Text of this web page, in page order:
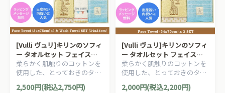
[Vulli ヴュリ]キリンのソフィ
ー タオルセット フェイスタ
オル2枚 ウィッシュタオル
柔らかく肌触りのコットンを
使用した、とっておきのタオ
ルセットです。キリンのソフ
ィーコレクションシリーズ
2,500円(税込2,750円)
[Vulli ヴュリ]キリンのソフィ
ー タオルセット フェイスタ
オル2枚
柔らかく肌触りのコットンを
使用した、とっておきのタオ
ルセットです。キリンのソフ
ィーコレクションシリーズ
2,000円(税込2,200円)